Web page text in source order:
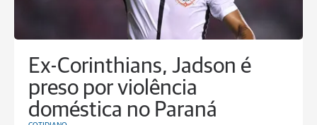
Ex-Corinthians, Jadson é
preso por violência
doméstica no Paraná